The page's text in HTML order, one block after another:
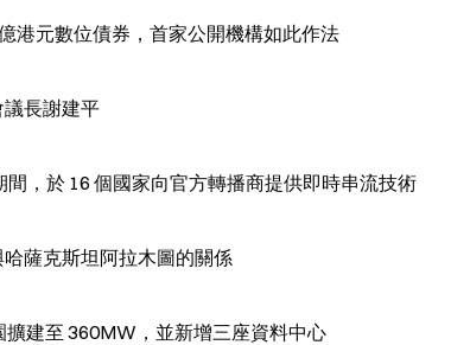
港元數位債券，首家公開機構如此作法
議長謝建平
，於 16 個國家向官方轉播商提供即時串流技術
薩克斯坦阿拉木圖的關係
擴建至 360MW，並新增三座資料中心